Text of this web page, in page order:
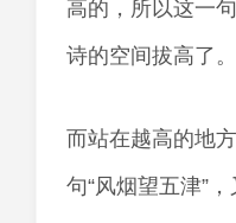
高的，所以这一
诗的空间拔高了。
而站在越高的地方
句“风烟望五津”